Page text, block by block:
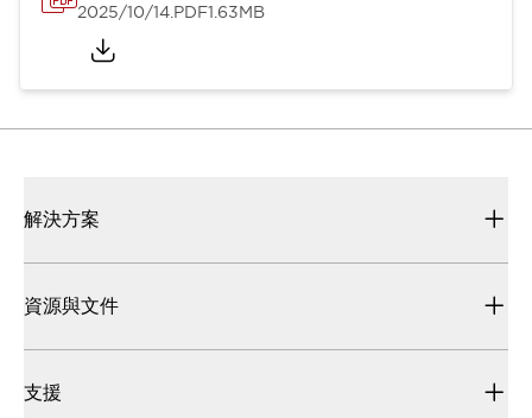
2025/10/14.PDF1.63MB
解決方案
資源與文件
支援